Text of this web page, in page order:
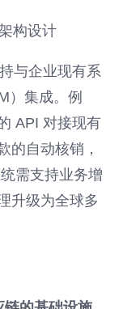
构设计
与企业现有系
）集成。例
API 对接现有
的自动核销，
需支持业务增
升级为全球多